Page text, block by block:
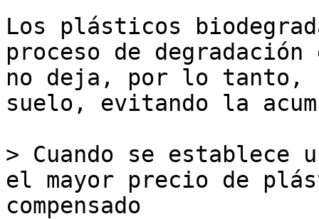
Los plásticos
proceso de degradación
no deja, por lo tanto,
suelo, evitando la
> Cuando se
el mayor precio de
compensado